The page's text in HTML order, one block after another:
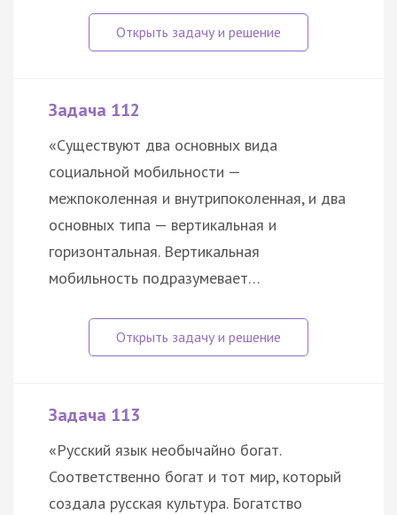
Задача 112
«Существуют два основных вида
социальной мобильности —
межпоколенная и внутрипоколенная, и два
основных типа — вертикальная и
горизонтальная. Вертикальная
мобильность подразумевает…
Задача 113
«Русский язык необычайно богат.
Соответственно богат и тот мир, который
создала русская культура. Богатство